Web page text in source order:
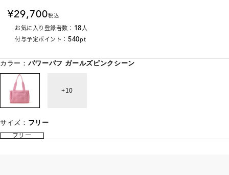
29,700税込
お気に入り登録者数： 18人
付与予定ポイント： 540pt
カラー： パワーパフ ガールズピンクシーン
10
サイズ： フリー
フリー